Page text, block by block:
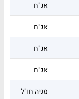
אג"ח
אג"ח
אג"ח
אג"ח
מניה חו"ל